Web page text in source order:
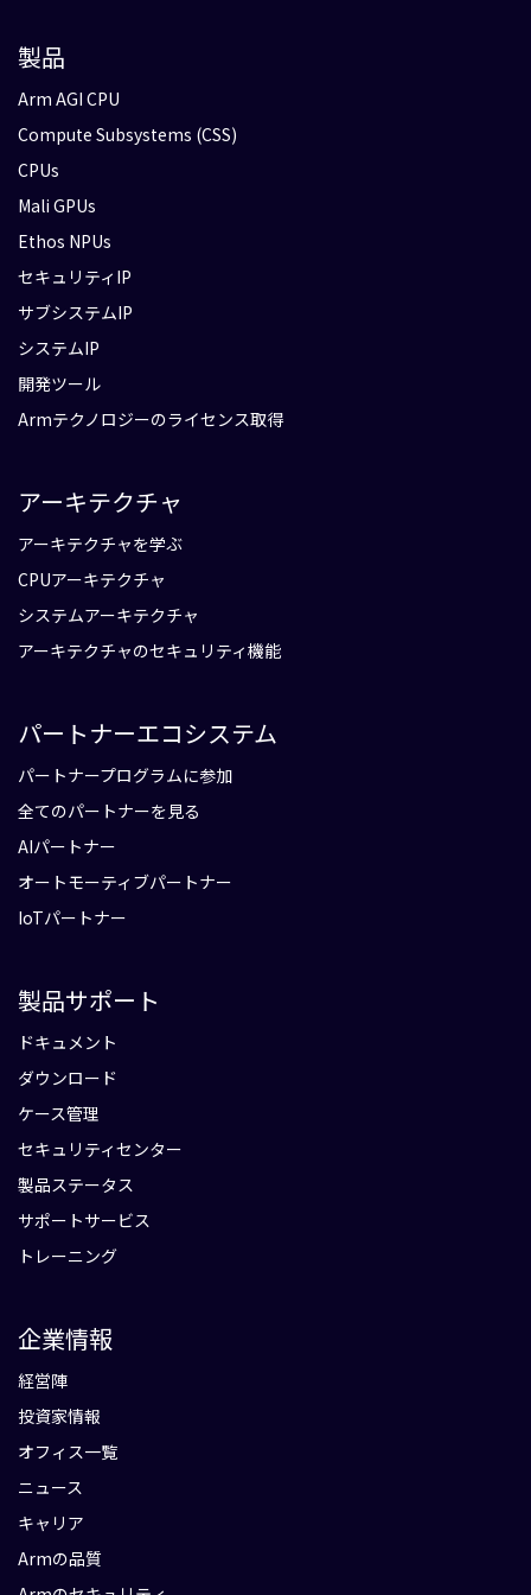
製品
Arm AGI CPU
Compute Subsystems (CSS)
CPUs
Mali GPUs
Ethos NPUs
セキュリティIP
サブシステムIP
システムIP
開発ツール
Armテクノロジーのライセンス取得
アーキテクチャ
アーキテクチャを学ぶ
CPUアーキテクチャ
システムアーキテクチャ
アーキテクチャのセキュリティ機能
パートナーエコシステム
パートナープログラムに参加
全てのパートナーを見る
AIパートナー
オートモーティブパートナー
IoTパートナー
製品サポート
ドキュメント
ダウンロード
ケース管理
セキュリティセンター
製品ステータス
サポートサービス
トレーニング
企業情報
経営陣
投資家情報
オフィス一覧
ニュース
キャリア
Armの品質